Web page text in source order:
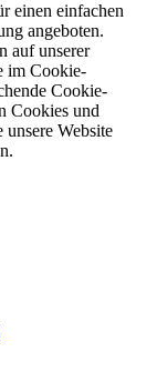
einen einfachen
angeboten.
auf unserer
im Cookie-
Cookie-
Cookies und
Website